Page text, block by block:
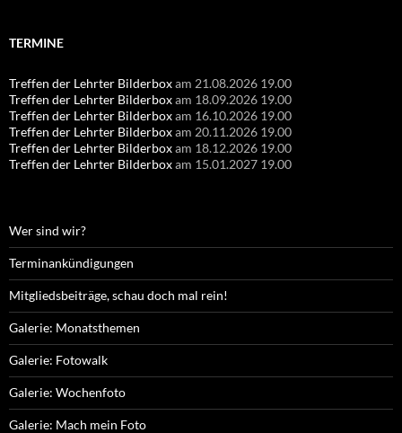
TERMINE
Treffen der Lehrter Bilderboxam 21.08.2026 19.00
Treffen der Lehrter Bilderboxam 18.09.2026 19.00
Treffen der Lehrter Bilderboxam 16.10.2026 19.00
Treffen der Lehrter Bilderboxam 20.11.2026 19.00
Treffen der Lehrter Bilderboxam 18.12.2026 19.00
Treffen der Lehrter Bilderboxam 15.01.2027 19.00
Wer sind wir?
Terminankündigungen
Mitgliedsbeiträge, schau doch mal rein!
Galerie: Monatsthemen
Galerie: Fotowalk
Galerie: Wochenfoto
Galerie: Mach mein Foto